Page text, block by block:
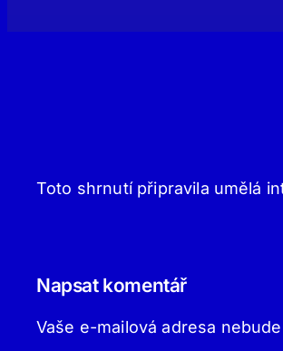
Toto shrnutí připravila umělá
Napsat komentář
Vaše e-mailová adresa